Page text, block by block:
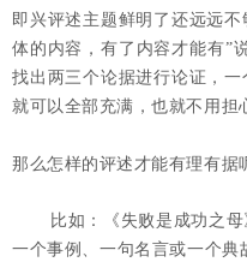
即兴评述主题鲜明了还远远
体的内容，有了内容才能有”
找出两三个论据进行论证，
就可以全部充满，也就不用担
那么怎样的评述才能有理有据
比如：《失败是成功之
一个事例、一句名言或一个典